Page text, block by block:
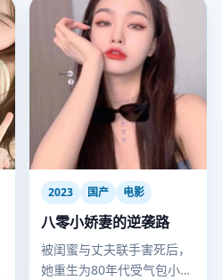
2023 国产 电影
八零小娇妻的逆袭路
被闺蜜与丈夫联手害死后，
她重生为80年代受气包小媳